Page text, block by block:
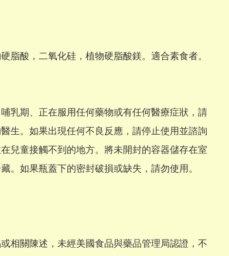
脂酸，二氧化硅，植物硬脂酸鎂。適合素食者。
乳期、正在服用任何藥物或有任何醫療症狀，請
生。如果出現任何不良反應，請停止使用並諮詢
兒童接觸不到的地方。將未開封的容器儲存在室
。如果瓶蓋下的密封破損或缺失，請勿使用。
相關陳述，未經美國食品與藥品管理局認證，不